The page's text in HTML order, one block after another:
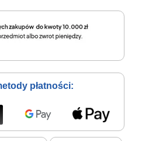
płatności: